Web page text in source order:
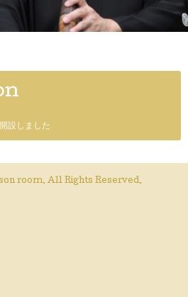
設しました
room. All Rights Reserved.